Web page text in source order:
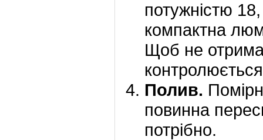
потужністю
компактна
Щоб не
Полив.
повинна
потрібно.